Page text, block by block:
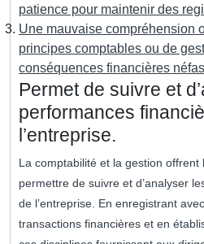
patience pour maintenir des
Une mauvaise compréhension
principes comptables ou de
conséquences financières
Permet de suivre et
performances
l’entreprise.
La comptabilité et la gestion offrent
permettre de suivre et d’analyser
de l’entreprise. En enregistrant
transactions financières et en